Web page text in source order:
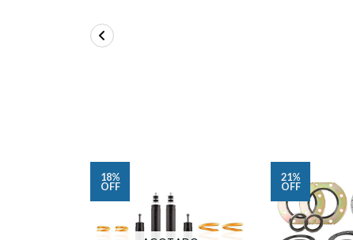
18%
OFF
21%
OFF